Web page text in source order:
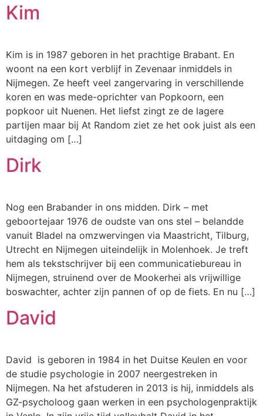
Kim
Kim is in 1987 geboren in het prachtige Brabant. En
woont na een kort verblijf in Zevenaar inmiddels in
Nijmegen. Ze heeft veel zangervaring in verschillende
koren en was mede-oprichter van Popkoorn, een
popkoor uit Nuenen. Het liefst zingt ze de lagere
partijen maar bij At Random ziet ze het ook juist als een
uitdaging om […]
Dirk
Nog een Brabander in ons midden. Dirk – met
geboortejaar 1976 de oudste van ons stel – belandde
vanuit Bladel na omzwervingen via Maastricht, Tilburg,
Utrecht en Nijmegen uiteindelijk in Molenhoek. Je treft
hem als tekstschrijver bij een communicatiebureau in
Nijmegen, struinend over de Mookerhei als vrijwillige
boswachter, achter zijn pannen of op de fiets. En nu […]
David
David is geboren in 1984 in het Duitse Keulen en voor
de studie psychologie in 2007 neergestreken in
Nijmegen. Na het afstuderen in 2013 is hij, inmiddels als
GZ-psycholoog gaan werken in een psychologenpraktijk